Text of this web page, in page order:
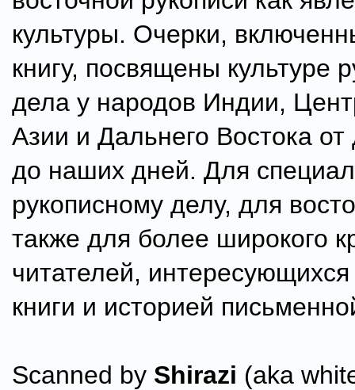
культуры. Очерки,
книгу, посвящены культуре
дела у народов Индии,
Азии и Дальнего Востока от
до наших дней. Для
рукописному делу, для
также для более широкого
читателей,
книги и историей
Scanned by Shirazi (aka